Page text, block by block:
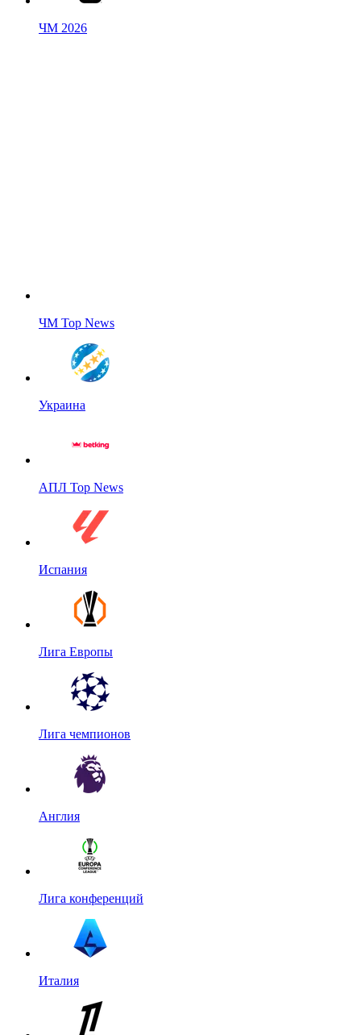
ЧМ 2026
ЧМ Top News
Украина
АПЛ Top News
Испания
Лига Европы
Лига чемпионов
Англия
Лига конференций
Италия